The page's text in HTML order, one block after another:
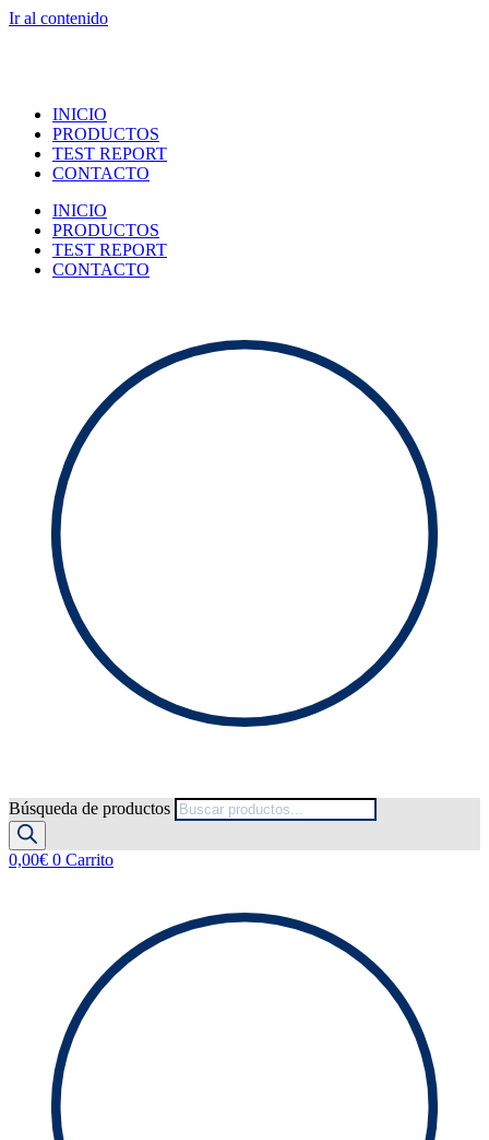
Ir al contenido
INICIO
PRODUCTOS
TEST REPORT
CONTACTO
INICIO
PRODUCTOS
TEST REPORT
CONTACTO
Búsqueda de productos
0,00€ 0 Carrito